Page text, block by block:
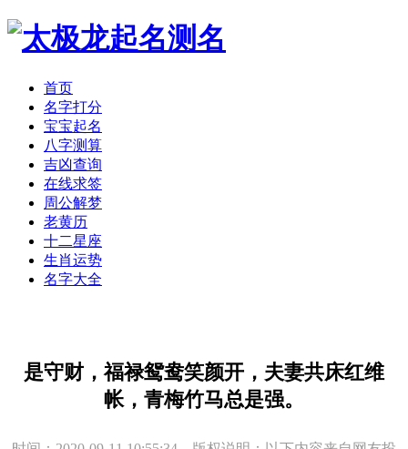
首页
名字打分
宝宝起名
八字测算
吉凶查询
在线求签
周公解梦
老黄历
十二星座
生肖运势
名字大全
是守财，福禄鸳鸯笑颜开，夫妻共床红维
帐，青梅竹马总是强。